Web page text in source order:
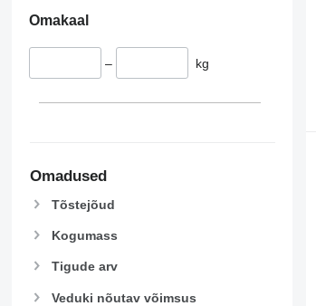
Omakaal
– kg
Omadused
Tõstejõud
Kogumass
Tigude arv
Veduki nõutav võimsus